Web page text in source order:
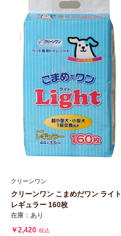
クリーンワン
クリーンワン こまめだワン ライト
レギュラー 160枚
在庫：あり
￥2,420 税込